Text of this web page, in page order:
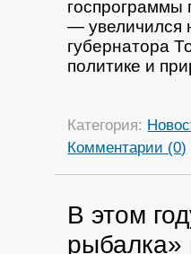
госпрограммы
— увеличился
губернатора
политике и
Категория:
Комментарии (0)
В этом
рыбалка»